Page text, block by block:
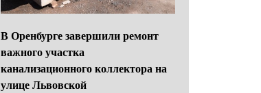
В Оренбурге завершили ремонт
важного участка
канализационного коллектора на
улице Львовской